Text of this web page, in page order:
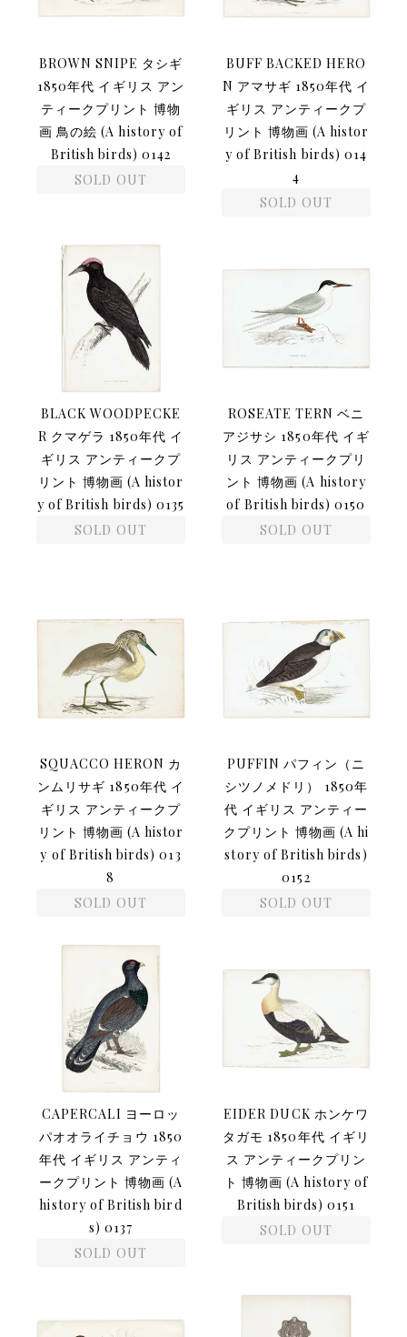
BROWN SNIPE タシギ
1850年代 イギリス アン
ティークプリント 博物
画 鳥の絵 (A history of
British birds) 0142
SOLD OUT
BUFF BACKED HERO
N アマサギ 1850年代 イ
ギリス アンティークプ
リント 博物画 (A histor
y of British birds) 014
4
SOLD OUT
BLACK WOODPECKE
R クマゲラ 1850年代 イ
ギリス アンティークプ
リント 博物画 (A histor
y of British birds) 0135
SOLD OUT
ROSEATE TERN ベニ
アジサシ 1850年代 イギ
リス アンティークプリ
ント 博物画 (A history
of British birds) 0150
SOLD OUT
SQUACCO HERON カ
ンムリサギ 1850年代 イ
ギリス アンティークプ
リント 博物画 (A histor
y of British birds) 013
8
SOLD OUT
PUFFIN パフィン（ニ
シツノメドリ） 1850年
代 イギリス アンティー
クプリント 博物画 (A hi
story of British birds)
0152
SOLD OUT
CAPERCALI ヨーロッ
パオオライチョウ 1850
年代 イギリス アンティ
ークプリント 博物画 (A
history of British bird
s) 0137
SOLD OUT
EIDER DUCK ホンケワ
タガモ 1850年代 イギリ
ス アンティークプリン
ト 博物画 (A history of
British birds) 0151
SOLD OUT